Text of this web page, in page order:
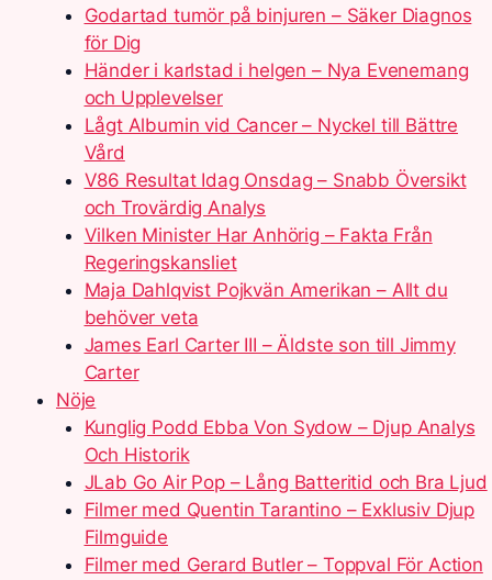
Godartad tumör på binjuren – Säker Diagnos
för Dig
Händer i karlstad i helgen – Nya Evenemang
och Upplevelser
Lågt Albumin vid Cancer – Nyckel till Bättre
Vård
V86 Resultat Idag Onsdag – Snabb Översikt
och Trovärdig Analys
Vilken Minister Har Anhörig – Fakta Från
Regeringskansliet
Maja Dahlqvist Pojkvän Amerikan – Allt du
behöver veta
James Earl Carter III – Äldste son till Jimmy
Carter
Nöje
Kunglig Podd Ebba Von Sydow – Djup Analys
Och Historik
JLab Go Air Pop – Lång Batteritid och Bra Ljud
Filmer med Quentin Tarantino – Exklusiv Djup
Filmguide
Filmer med Gerard Butler – Toppval För Action